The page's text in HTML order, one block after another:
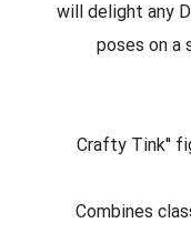
will delight any
poses on a
"Crafty Tink"
Combines